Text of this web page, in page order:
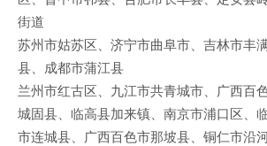
街道
苏州市姑苏区、济宁市曲阜市、吉林市丰
县、成都市蒲江县
兰州市红古区、九江市共青城市、广西百
城固县、临高县加来镇、南京市浦口区、
市连城县、广西百色市那坡县、铜仁市沿